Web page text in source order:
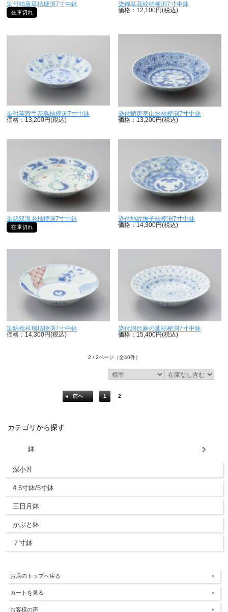
染付蛸唐草桔梗渕7寸中鉢
在庫切れ
染錦草花紋桔梗渕7寸中鉢
価格：12,100円(税込)
染付芙蓉手花鳥桔梗渕7寸中鉢
価格：13,200円(税込)
染付蛸唐草山水桔梗渕7寸中鉢
価格：13,200円(税込)
染錦双海老桔梗渕7寸中鉢
在庫切れ
染付地紋撫子桔梗渕7寸中鉢
価格：14,300円(税込)
染錦捻祥瑞桔梗渕7寸中鉢
価格：14,300円(税込)
染付網目麻の葉桔梗渕7寸中鉢
価格：15,400円(税込)
2 / 2ページ （全40件）
前へ 1 2
カテゴリから探す
鉢
深小丼
4.5寸鉢/5寸鉢
三日月鉢
かぶと鉢
７寸鉢
お店のトップへ戻る
カートを見る
お客様の声